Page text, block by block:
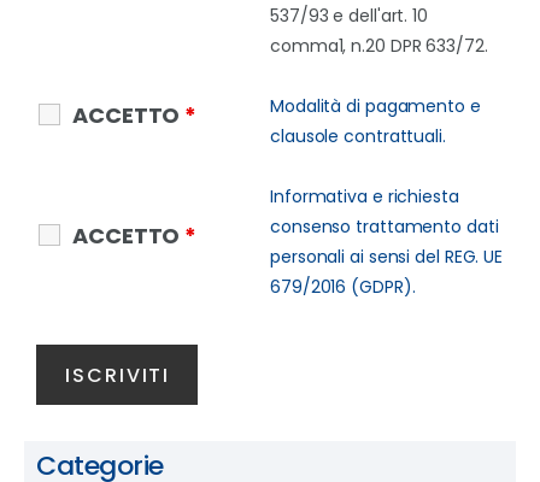
537/93 e dell'art. 10
comma1, n.20 DPR 633/72.
ACCETTO *
Modalità di pagamento e
clausole contrattuali.
ACCETTO *
Informativa e richiesta
consenso trattamento dati
personali ai sensi del REG. UE
679/2016 (GDPR).
Categorie